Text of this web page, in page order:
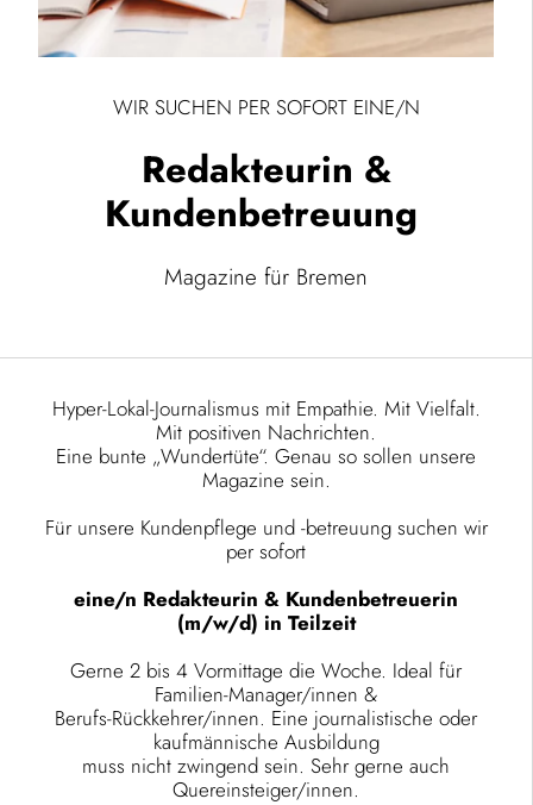
WIR SUCHEN PER SOFORT EINE/N
Redakteurin &
Kundenbetreuung
Magazine für Bremen
Hyper-Lokal-Journalismus mit Empathie. Mit Vielfalt.
Mit positiven Nachrichten.
Eine bunte „Wundertüte“. Genau so sollen unsere
Magazine sein.
Für unsere Kundenpflege und -betreuung suchen wir
per sofort
eine/n Redakteurin & Kundenbetreuerin
(m/w/d) in Teilzeit
Gerne 2 bis 4 Vormittage die Woche. Ideal für
Familien-Manager/innen &
Berufs-Rückkehrer/innen. Eine journalistische oder
kaufmännische Ausbildung
muss nicht zwingend sein. Sehr gerne auch
Quereinsteiger/innen.